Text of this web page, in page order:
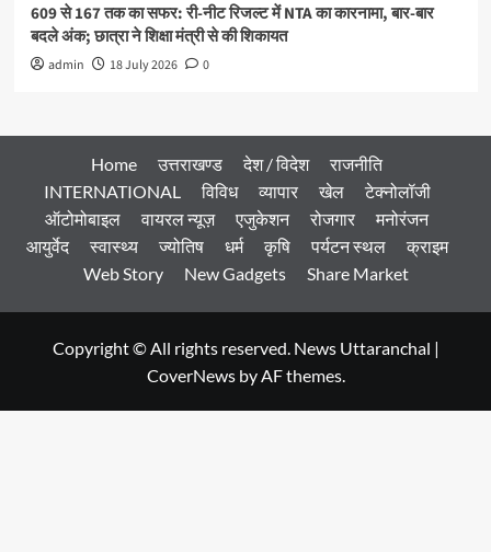
609 से 167 तक का सफर: री-नीट रिजल्ट में NTA का कारनामा, बार-बार
बदले अंक; छात्रा ने शिक्षा मंत्री से की शिकायत
admin 18 July 2026 0
Home उत्तराखण्ड देश / विदेश
राजनीति
INTERNATIONAL
विविध व्यापार खेल
टेक्नोलॉजी
ऑटोमोबाइल
वायरल न्यूज़ एजुकेशन रोजगार
मनोरंजन
आयुर्वेद
स्वास्थ्य ज्योतिष धर्म कृषि पर्यटन स्थल
क्राइम
Web Story
New Gadgets Share Market
Copyright © All rights reserved. News Uttaranchal |
CoverNewsby AF themes.